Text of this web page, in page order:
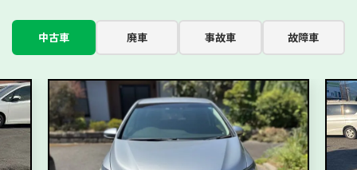
中古車 廃車 事故車 故障車